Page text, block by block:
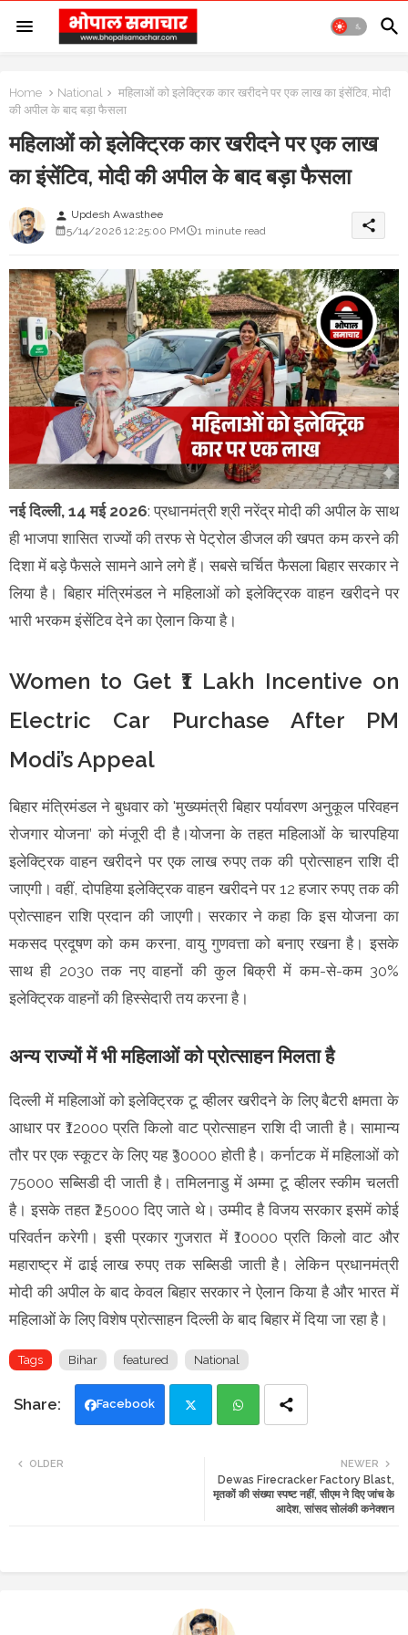
Home National
महिलाओं को इलेक्ट्रिक कार खरीदने पर एक लाख का इंसेंटिव, मोदी
की अपील के बाद बड़ा फैसला
महिलाओं को इलेक्ट्रिक कार खरीदने पर एक लाख
का इंसेंटिव, मोदी की अपील के बाद बड़ा फैसला
person Updesh Awasthee
5/14/2026 12:25:00 PM
1 minute read share
नई दिल्ली, 14 मई 2026: प्रधानमंत्री श्री नरेंद्र मोदी की अपील के साथ
ही भाजपा शासित राज्यों की तरफ से पेट्रोल डीजल की खपत कम करने की
दिशा में बड़े फैसले सामने आने लगे हैं। सबसे चर्चित फैसला बिहार सरकार ने
लिया है। बिहार मंत्रिमंडल ने महिलाओं को इलेक्ट्रिक वाहन खरीदने पर
भारी भरकम इंसेंटिव देने का ऐलान किया है।
Women to Get ₹1 Lakh Incentive on
Electric Car Purchase After PM
Modi’s Appeal
बिहार मंत्रिमंडल ने बुधवार को 'मुख्यमंत्री बिहार पर्यावरण अनुकूल परिवहन
रोजगार योजना’ को मंजूरी दी है।योजना के तहत महिलाओं के चारपहिया
इलेक्ट्रिक वाहन खरीदने पर एक लाख रुपए तक की प्रोत्साहन राशि दी
जाएगी। वहीं, दोपहिया इलेक्ट्रिक वाहन खरीदने पर 12 हजार रुपए तक की
प्रोत्साहन राशि प्रदान की जाएगी। सरकार ने कहा कि इस योजना का
मकसद प्रदूषण को कम करना, वायु गुणवत्ता को बनाए रखना है। इसके
साथ ही 2030 तक नए वाहनों की कुल बिक्री में कम-से-कम 30%
इलेक्ट्रिक वाहनों की हिस्सेदारी तय करना है।
अन्य राज्यों में भी महिलाओं को प्रोत्साहन मिलता है
दिल्ली में महिलाओं को इलेक्ट्रिक टू व्हीलर खरीदने के लिए बैटरी क्षमता के
आधार पर ₹12000 प्रति किलो वाट प्रोत्साहन राशि दी जाती है। सामान्य
तौर पर एक स्कूटर के लिए यह ₹30000 होती है। कर्नाटक में महिलाओं को
75000 सब्सिडी दी जाती है। तमिलनाडु में अम्मा टू व्हीलर स्कीम चलती
है। इसके तहत ₹25000 दिए जाते थे। उम्मीद है विजय सरकार इसमें कोई
परिवर्तन करेगी। इसी प्रकार गुजरात में ₹10000 प्रति किलो वाट और
महाराष्ट्र में ढाई लाख रुपए तक सब्सिडी जाती है। लेकिन प्रधानमंत्री
मोदी की अपील के बाद केवल बिहार सरकार ने ऐलान किया है और भारत में
महिलाओं के लिए विशेष प्रोत्साहन दिल्ली के बाद बिहार में दिया जा रहा है।
Tags Bihar featured National
Facebook
ats
NEWER
Dewas Firecracker Factory Blast,
मृतकों की संख्या स्पष्ट नहीं, सीएम ने दिए जांच के
आदेश, सांसद सोलंकी कनेक्शन
OLDER